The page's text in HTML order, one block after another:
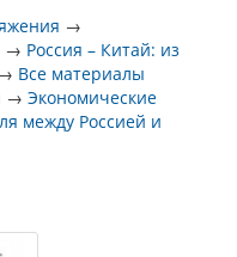
→
→ Россия – Китай: из
→ Все материалы
→Экономические
между Россией и